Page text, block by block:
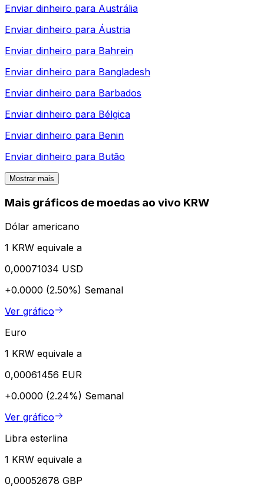
Enviar dinheiro para Austrália
Enviar dinheiro para Áustria
Enviar dinheiro para Bahrein
Enviar dinheiro para Bangladesh
Enviar dinheiro para Barbados
Enviar dinheiro para Bélgica
Enviar dinheiro para Benin
Enviar dinheiro para Butão
Mostrar mais
Mais gráficos de moedas ao vivo KRW
Dólar americano
1 KRW equivale a
0,00071034 USD
+0.0000 (2.50%) Semanal
Ver gráfico
Euro
1 KRW equivale a
0,00061456 EUR
+0.0000 (2.24%) Semanal
Ver gráfico
Libra esterlina
1 KRW equivale a
0,00052678 GBP